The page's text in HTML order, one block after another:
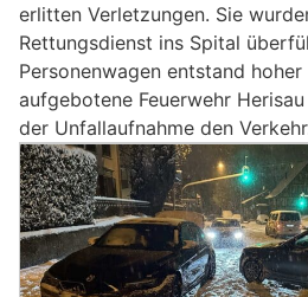
erlitten Verletzungen. Sie
Rettungsdienst ins Spital
Personenwagen entstand
aufgebotene Feuerwehr
der Unfallaufnahme den